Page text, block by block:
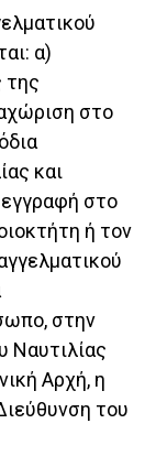
α)
της
στο
και
εγγραφή στο
ή τον
στην
Ναυτιλίας
Αρχή, η
του